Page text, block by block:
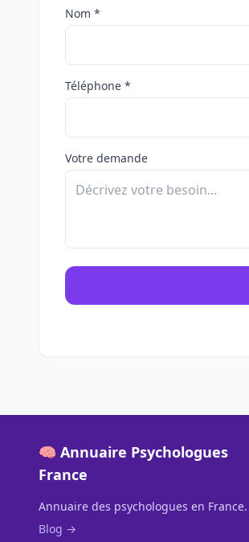
Nom *
Téléphone *
Votre demande
🧠 Annuaire Psychologues
France
Annuaire des psychologues en France.
Blog →